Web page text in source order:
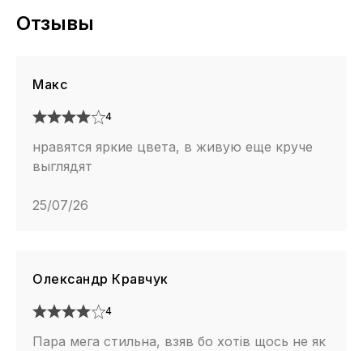
Отзывы
Макс
4
нравятся яркие цвета, в живую еще круче
выглядят
25/07/26
Олександр Кравчук
4
Пара мега стильна, взяв бо хотів щось не як